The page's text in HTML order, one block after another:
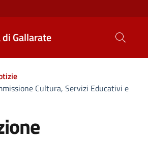
Gallarate
Cultura, Servizi Educativi e